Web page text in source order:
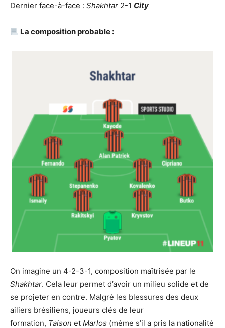
Dernier face-à-face : Shakhtar 2-1 City
La composition probable :
On imagine un 4-2-3-1, composition maîtrisée par le
Shakhtar. Cela leur permet d’avoir un milieu solide et de
se projeter en contre. Malgré les blessures des deux
ailiers brésiliens, joueurs clés de leur
formation, Taison et Marlos (même s’il a pris la nationalité